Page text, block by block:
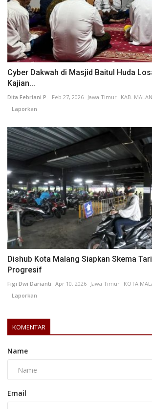
Cyber Dakwah di Masjid Baitul Huda
Kajian...
Dita Febriani P. Feb 27, 2026 Jawa Timur KAB.
Laporkan
Dishub Kota Malang Siapkan Skema
Progresif
Figi Dwi Darianti Apr 10, 2026 Jawa Timur KOTA
Laporkan
KOMENTAR
Name
Email